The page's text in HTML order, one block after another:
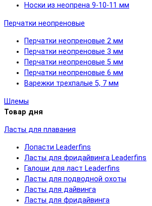
Носки из неопрена 9-10-11 мм
Перчатки неопреновые
Перчатки неопреновые 2 мм
Перчатки неопреновые 3 мм
Перчатки неопреновые 5 мм
Перчатки неопреновые 6 мм
Варежки трехпалые 5, 7 мм
Шлемы
Товар дня
Ласты для плавания
Лопасти Leaderfins
Ласты для фридайвинга Leaderfins
Галоши для ласт Leaderfins
Ласты для подводной охоты
Ласты для дайвинга
Ласты для фридайвинга